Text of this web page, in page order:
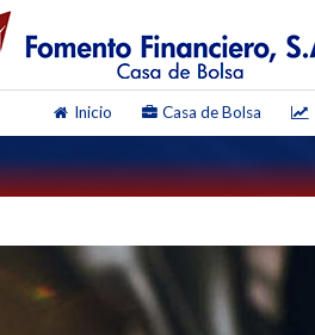
Inicio Casa de Bolsa